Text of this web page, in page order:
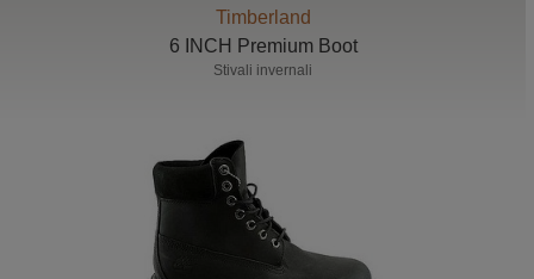
Timberland
6 INCH Premium Boot
Stivali invernali